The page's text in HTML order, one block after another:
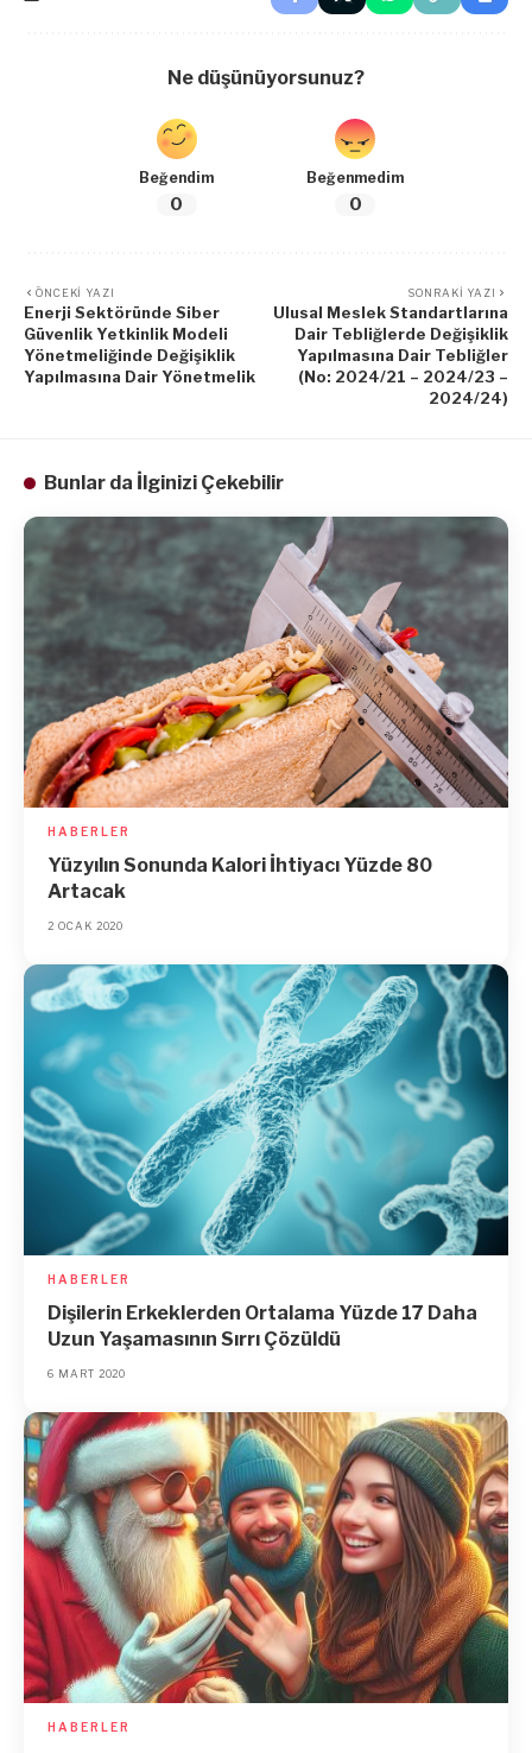
Ne düşünüyorsunuz?
Beğendim
0
Beğenmedim
0
ÖNCEKI YAZI
Enerji Sektöründe Siber
Güvenlik Yetkinlik Modeli
Yönetmeliğinde Değişiklik
Yapılmasına Dair Yönetmelik
SONRAKI YAZI
Ulusal Meslek Standartlarına
Dair Tebliğlerde Değişiklik
Yapılmasına Dair Tebliğler
(No: 2024/21 – 2024/23 –
2024/24)
Bunlar da İlginizi Çekebilir
HABERLER
Yüzyılın Sonunda Kalori İhtiyacı Yüzde 80
Artacak
2 OCAK 2020
HABERLER
Dişilerin Erkeklerden Ortalama Yüzde 17 Daha
Uzun Yaşamasının Sırrı Çözüldü
6 MART 2020
HABERLER